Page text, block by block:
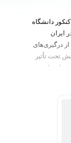
دیپلم دبیرستان در سال ۱۳۴۵ در کنکور دانشگاه
ایران
از درگیری‌های
تحت تأثیر
را در اتریش